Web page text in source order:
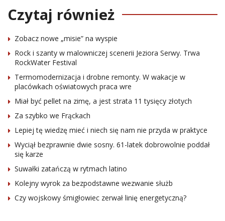
Czytaj również
Zobacz nowe „misie” na wyspie
Rock i szanty w malowniczej scenerii Jeziora Serwy. Trwa
RockWater Festival
Termomodernizacja i drobne remonty. W wakacje w
placówkach oświatowych praca wre
Miał być pellet na zimę, a jest strata 11 tysięcy złotych
Za szybko we Frąckach
Lepiej tę wiedzę mieć i niech się nam nie przyda w praktyce
Wyciął bezprawnie dwie sosny. 61-latek dobrowolnie poddał
się karze
Suwałki zatańczą w rytmach latino
Kolejny wyrok za bezpodstawne wezwanie służb
Czy wojskowy śmigłowiec zerwał linię energetyczną?